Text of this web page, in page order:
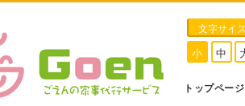
文字サイ
小 中
トップページ